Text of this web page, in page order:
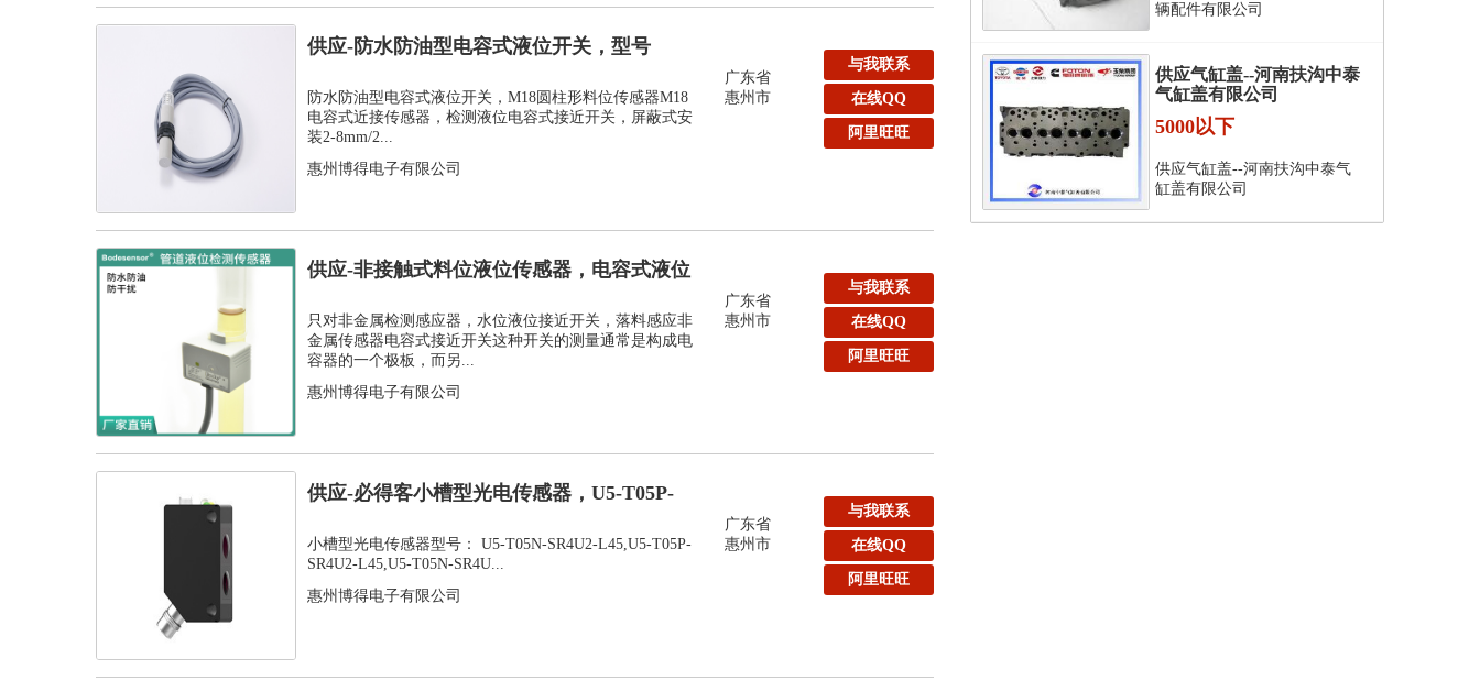
供应-防水防油型电容式液位开关，型号
C1PF- M...
防水防油型电容式液位开关，M18圆柱形料位传感器M18
电容式近接传感器，检测液位电容式接近开关，屏蔽式安
装2-8mm/2...
惠州博得电子有限公司
广东省
惠州市
与我联系
在线QQ
阿里旺旺
供应-非接触式料位液位传感器，电容式液位
开关
只对非金属检测感应器，水位液位接近开关，落料感应非
金属传感器电容式接近开关这种开关的测量通常是构成电
容器的一个极板，而另...
惠州博得电子有限公司
广东省
惠州市
与我联系
在线QQ
阿里旺旺
供应-必得客小槽型光电传感器，U5-T05P-
SR...
小槽型光电传感器型号： U5-T05N-SR4U2-L45,U5-T05P-
SR4U2-L45,U5-T05N-SR4U...
惠州博得电子有限公司
广东省
惠州市
与我联系
在线QQ
阿里旺旺
辆配件有限公司
供应气缸盖--河南扶沟中泰
气缸盖有限公司
5000以下
供应气缸盖--河南扶沟中泰气
缸盖有限公司